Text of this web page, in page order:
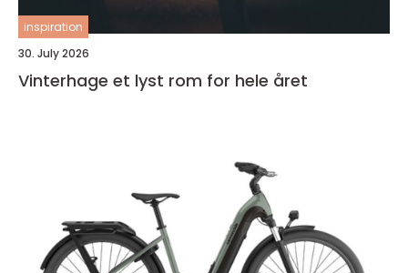
inspiration
30. July 2026
Vinterhage et lyst rom for hele året